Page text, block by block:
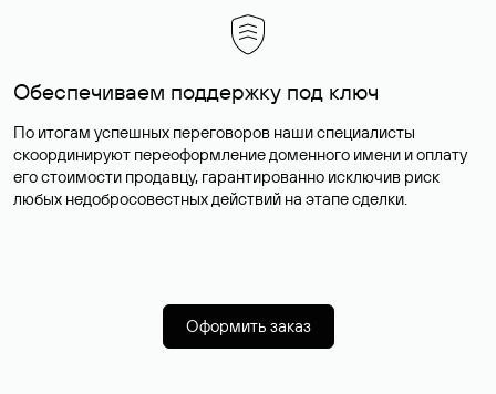
Обеспечиваем поддержку под ключ
По итогам успешных переговоров наши специалисты
скоординируют переоформление доменного имени и оплату
его стоимости продавцу, гарантированно исключив риск
любых недобросовестных действий на этапе сделки.
Оформить заказ